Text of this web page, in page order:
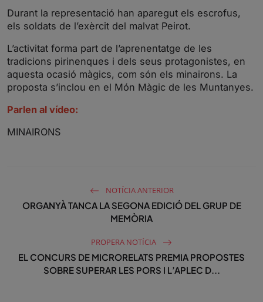
r
Durant la representació han aparegut els escrofus,
els soldats de l’exèrcit del malvat Peirot.
L’activitat forma part de l’aprenentatge de les
tradicions pirinenques i dels seus protagonistes, en
aquesta ocasió màgics, com són els minairons. La
proposta s’inclou en el Món Màgic de les Muntanyes.
Parlen al vídeo:
MINAIRONS
NOTÍCIA ANTERIOR
ORGANYÀ TANCA LA SEGONA EDICIÓ DEL GRUP DE
MEMÒRIA
PROPERA NOTÍCIA
EL CONCURS DE MICRORELATS PREMIA PROPOSTES
SOBRE SUPERAR LES PORS I L’APLEC D...